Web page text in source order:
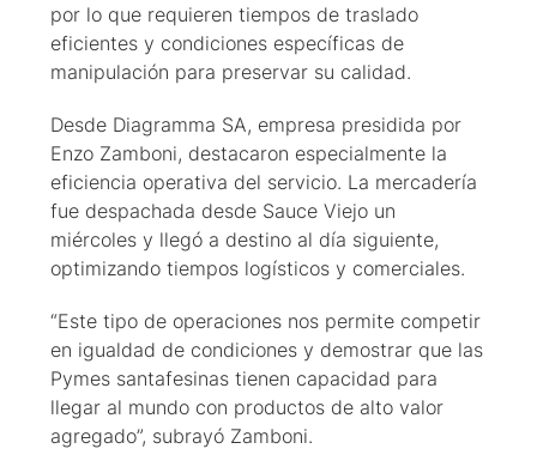
por lo que requieren tiempos de traslado
eficientes y condiciones específicas de
manipulación para preservar su calidad.
Desde Diagramma SA, empresa presidida por
Enzo Zamboni, destacaron especialmente la
eficiencia operativa del servicio. La mercadería
fue despachada desde Sauce Viejo un
miércoles y llegó a destino al día siguiente,
optimizando tiempos logísticos y comerciales.
“Este tipo de operaciones nos permite competir
en igualdad de condiciones y demostrar que las
Pymes santafesinas tienen capacidad para
llegar al mundo con productos de alto valor
agregado”, subrayó Zamboni.